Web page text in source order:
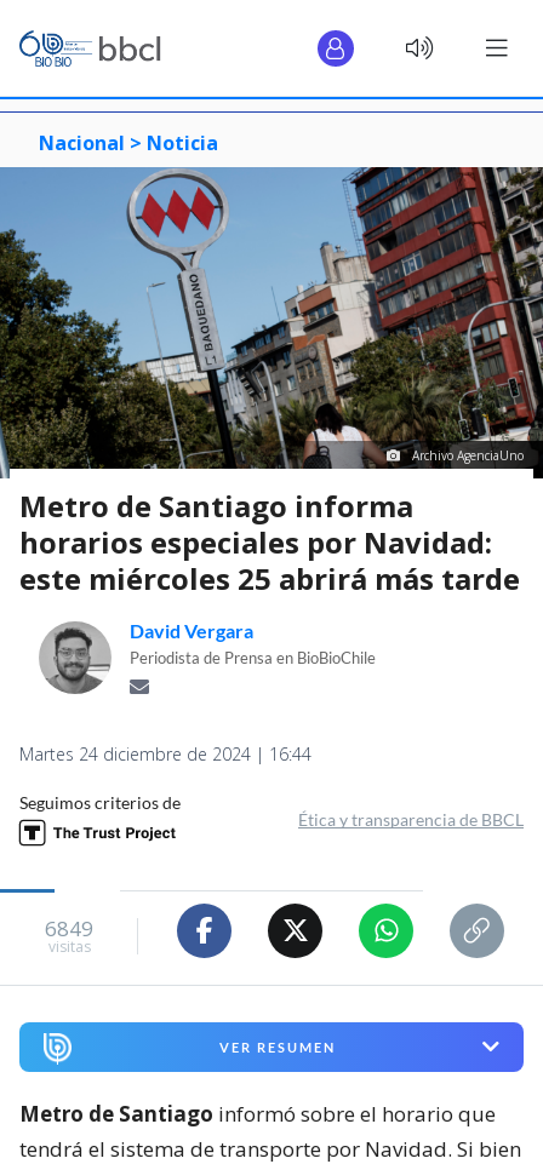
Nacional > Noticia
Archivo AgenciaUno
Metro de Santiago informa
horarios especiales por Navidad:
este miércoles 25 abrirá más tarde
David Vergara
Periodista de Prensa en BioBioChile
Martes 24 diciembre de 2024 | 16:44
Seguimos criterios de
Ética y transparencia de BBCL
6849
visitas
VER RESUMEN
Metro de Santiago informó sobre el horario que
tendrá el sistema de transporte por Navidad. Si bien